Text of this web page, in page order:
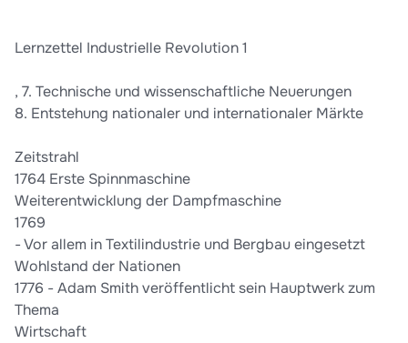
Lernzettel Industrielle Revolution 1
, 7. Technische und wissenschaftliche Neuerungen
8. Entstehung nationaler und internationaler Märkte
Zeitstrahl
1764 Erste Spinnmaschine
Weiterentwicklung der Dampfmaschine
1769
- Vor allem in Textilindustrie und Bergbau eingesetzt
Wohlstand der Nationen
1776 - Adam Smith veröffentlicht sein Hauptwerk zum
Thema
Wirtschaft